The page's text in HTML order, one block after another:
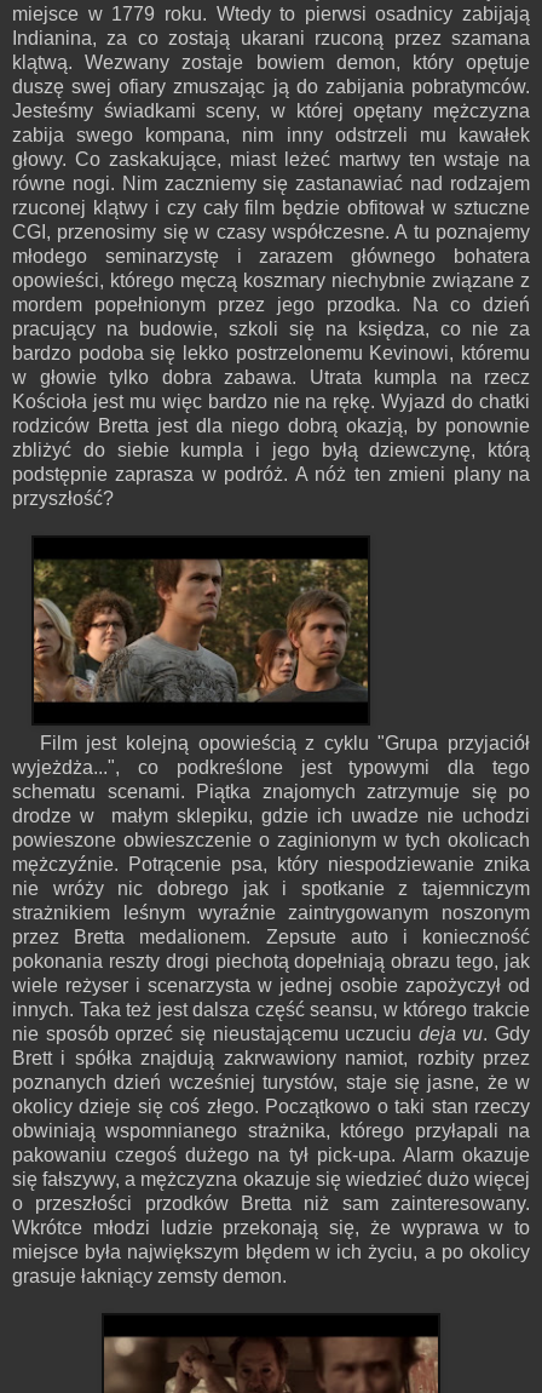
miejsce w 1779 roku. Wtedy to pierwsi osadnicy zabijają
Indianina, za co zostają ukarani rzuconą przez szamana
klątwą. Wezwany zostaje bowiem demon, który opętuje
duszę swej ofiary zmuszając ją do zabijania pobratymców.
Jesteśmy świadkami sceny, w której opętany mężczyzna
zabija swego kompana, nim inny odstrzeli mu kawałek
głowy. Co zaskakujące, miast leżeć martwy ten wstaje na
równe nogi. Nim zaczniemy się zastanawiać nad rodzajem
rzuconej klątwy i czy cały film będzie obfitował w sztuczne
CGI, przenosimy się w czasy współczesne. A tu poznajemy
młodego seminarzystę i zarazem głównego bohatera
opowieści, którego męczą koszmary niechybnie związane z
mordem popełnionym przez jego przodka. Na co dzień
pracujący na budowie, szkoli się na księdza, co nie za
bardzo podoba się lekko postrzelonemu Kevinowi, któremu
w głowie tylko dobra zabawa. Utrata kumpla na rzecz
Kościoła jest mu więc bardzo nie na rękę. Wyjazd do chatki
rodziców Bretta jest dla niego dobrą okazją, by ponownie
zbliżyć do siebie kumpla i jego byłą dziewczynę, którą
podstępnie zaprasza w podróż. A nóż ten zmieni plany na
przyszłość?
Film jest kolejną opowieścią z cyklu "Grupa przyjaciół
wyjeżdża...", co podkreślone jest typowymi dla tego
schematu scenami. Piątka znajomych zatrzymuje się po
drodze w małym sklepiku, gdzie ich uwadze nie uchodzi
powieszone obwieszczenie o zaginionym w tych okolicach
mężczyźnie. Potrącenie psa, który niespodziewanie znika
nie wróży nic dobrego jak i spotkanie z tajemniczym
strażnikiem leśnym wyraźnie zaintrygowanym noszonym
przez Bretta medalionem. Zepsute auto i konieczność
pokonania reszty drogi piechotą dopełniają obrazu tego, jak
wiele reżyser i scenarzysta w jednej osobie zapożyczył od
innych. Taka też jest dalsza część seansu, w którego trakcie
nie sposób oprzeć się nieustającemu uczuciu deja vu. Gdy
Brett i spółka znajdują zakrwawiony namiot, rozbity przez
poznanych dzień wcześniej turystów, staje się jasne, że w
okolicy dzieje się coś złego. Początkowo o taki stan rzeczy
obwiniają wspomnianego strażnika, którego przyłapali na
pakowaniu czegoś dużego na tył pick-upa. Alarm okazuje
się fałszywy, a mężczyzna okazuje się wiedzieć dużo więcej
o przeszłości przodków Bretta niż sam zainteresowany.
Wkrótce młodzi ludzie przekonają się, że wyprawa w to
miejsce była największym błędem w ich życiu, a po okolicy
grasuje łakniący zemsty demon.